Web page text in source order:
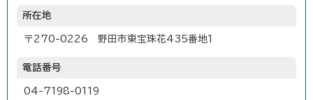
所在地
〒270-0226 野田市東宝珠花435番地1
電話番号
04-7198-0119